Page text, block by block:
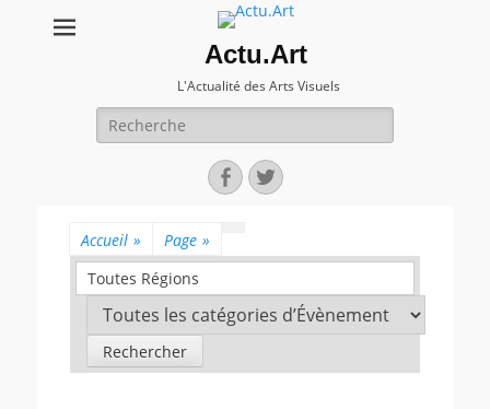
Actu.Art
L'Actualité des Arts Visuels
Recherche
pour:
Facebook
Twitter
Accueil » Page »
Toutes Régions